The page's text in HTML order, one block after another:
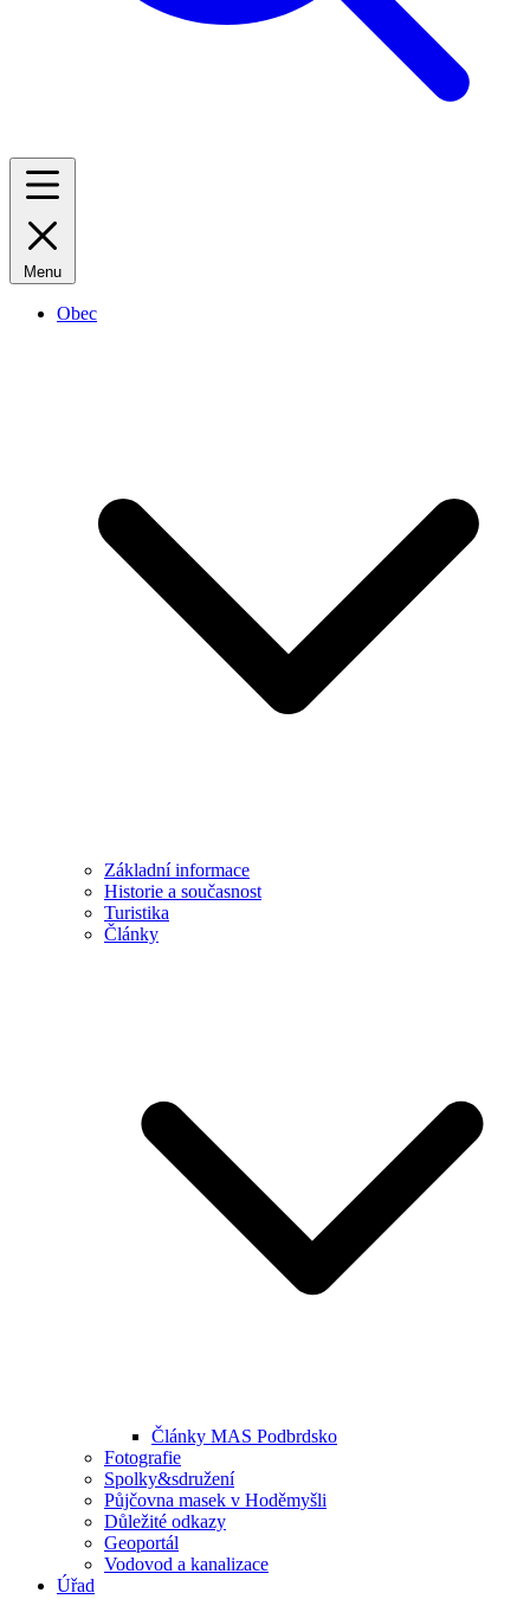
Menu
Obec
Základní informace
Historie a současnost
Turistika
Články
Články MAS Podbrdsko
Fotografie
Spolky&sdružení
Půjčovna masek v Hoděmyšli
Důležité odkazy
Geoportál
Vodovod a kanalizace
Úřad